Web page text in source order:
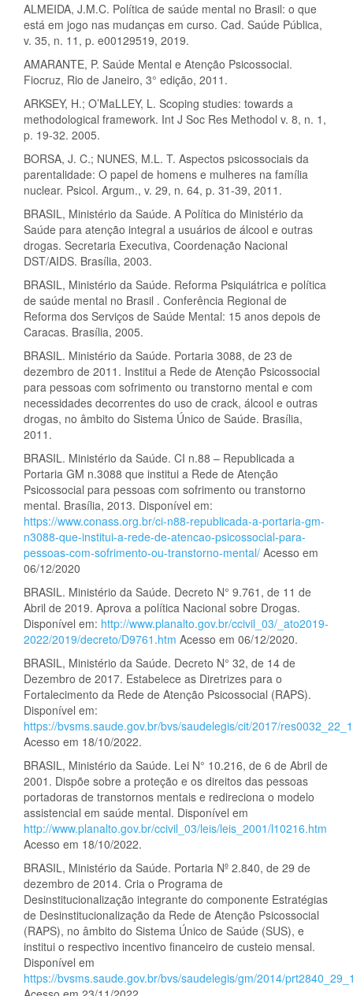
ALMEIDA, J.M.C. Política de saúde mental no Brasil: o que
está em jogo nas mudanças em curso. Cad. Saúde Pública,
v. 35, n. 11, p. e00129519, 2019.
AMARANTE, P. Saúde Mental e Atenção Psicossocial.
Fiocruz, Rio de Janeiro, 3° edição, 2011.
ARKSEY, H.; O’MaLLEY, L. Scoping studies: towards a
methodological framework. Int J Soc Res Methodol v. 8, n. 1,
p. 19-32. 2005.
BORSA, J. C.; NUNES, M.L. T. Aspectos psicossociais da
parentalidade: O papel de homens e mulheres na família
nuclear. Psicol. Argum., v. 29, n. 64, p. 31-39, 2011.
BRASIL, Ministério da Saúde. A Política do Ministério da
Saúde para atenção integral a usuários de álcool e outras
drogas. Secretaria Executiva, Coordenação Nacional
DST/AIDS. Brasília, 2003.
BRASIL, Ministério da Saúde. Reforma Psiquiátrica e política
de saúde mental no Brasil . Conferência Regional de
Reforma dos Serviços de Saúde Mental: 15 anos depois de
Caracas. Brasília, 2005.
BRASIL. Ministério da Saúde. Portaria 3088, de 23 de
dezembro de 2011. Institui a Rede de Atenção Psicossocial
para pessoas com sofrimento ou transtorno mental e com
necessidades decorrentes do uso de crack, álcool e outras
drogas, no âmbito do Sistema Único de Saúde. Brasília,
2011.
BRASIL. Ministério da Saúde. CI n.88 – Republicada a
Portaria GM n.3088 que institui a Rede de Atenção
Psicossocial para pessoas com sofrimento ou transtorno
mental. Brasília, 2013. Disponível em:
https://www.conass.org.br/ci-n88-republicada-a-portaria-gm-
n3088-que-institui-a-rede-de-atencao-psicossocial-para-
pessoas-com-sofrimento-ou-transtorno-mental/ Acesso em
06/12/2020
BRASIL. Ministério da Saúde. Decreto N° 9.761, de 11 de
Abril de 2019. Aprova a política Nacional sobre Drogas.
Disponível em: http://www.planalto.gov.br/ccivil_03/_ato2019-
2022/2019/decreto/D9761.htm Acesso em 06/12/2020.
BRASIL, Ministério da Saúde. Decreto N° 32, de 14 de
Dezembro de 2017. Estabelece as Diretrizes para o
Fortalecimento da Rede de Atenção Psicossocial (RAPS).
Disponível em:
https://bvsms.saude.gov.br/bvs/saudelegis/cit/2017/
Acesso em 18/10/2022.
BRASIL, Ministério da Saúde. Lei N° 10.216, de 6 de Abril de
2001. Dispõe sobre a proteção e os direitos das pessoas
portadoras de transtornos mentais e redireciona o modelo
assistencial em saúde mental. Disponível em
http://www.planalto.gov.br/ccivil_03/leis/leis_2001/l10216.htm
Acesso em 18/10/2022.
BRASIL, Ministério da Saúde. Portaria Nº 2.840, de 29 de
dezembro de 2014. Cria o Programa de
Desinstitucionalização integrante do componente Estratégias
de Desinstitucionalização da Rede de Atenção Psicossocial
(RAPS), no âmbito do Sistema Único de Saúde (SUS), e
institui o respectivo incentivo financeiro de custeio mensal.
Disponível em
https://bvsms.saude.gov.br/bvs/saudelegis/gm/2014/